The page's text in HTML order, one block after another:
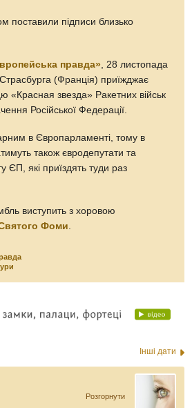
поставили підписи близько
правда» , 28 листопада
Страсбурга (Франція) приїжджає
«Красная звезда» Ракетних військ
Російської Федерації.
в Європарламенті, тому в
також євродепутати та
ЄП, які приїздять туди раз
виступить з хоровою
Фоми
Інші дати
Розгорнути